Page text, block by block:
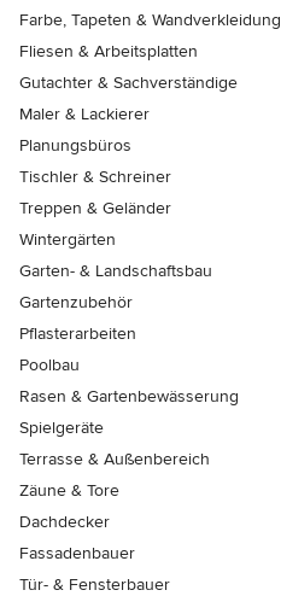
Farbe, Tapeten & Wandverkleidung
Fliesen & Arbeitsplatten
Gutachter & Sachverständige
Maler & Lackierer
Planungsbüros
Tischler & Schreiner
Treppen & Geländer
Wintergärten
Garten- & Landschaftsbau
Gartenzubehör
Pflasterarbeiten
Poolbau
Rasen & Gartenbewässerung
Spielgeräte
Terrasse & Außenbereich
Zäune & Tore
Dachdecker
Fassadenbauer
Tür- & Fensterbauer